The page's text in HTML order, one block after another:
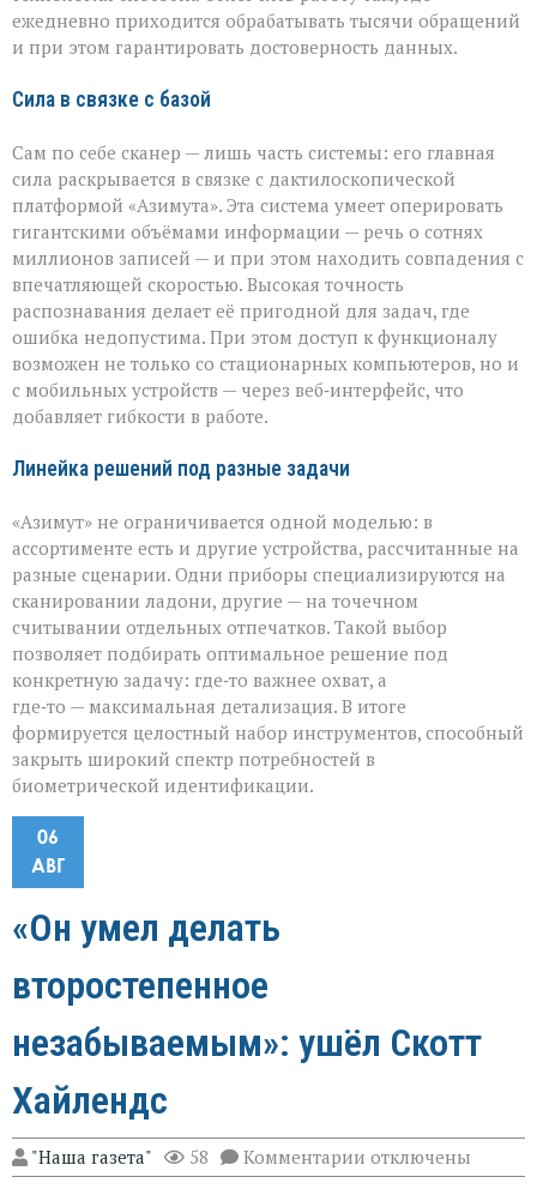
ежедневно приходится обрабатывать тысячи обращений
и при этом гарантировать достоверность данных.
Сила в связке с базой
Сам по себе сканер — лишь часть системы: его главная
сила раскрывается в связке с дактилоскопической
платформой «Азимута». Эта система умеет оперировать
гигантскими объёмами информации — речь о сотнях
миллионов записей — и при этом находить совпадения с
впечатляющей скоростью. Высокая точность
распознавания делает её пригодной для задач, где
ошибка недопустима. При этом доступ к функционалу
возможен не только со стационарных компьютеров, но и
с мобильных устройств — через веб‑интерфейс, что
добавляет гибкости в работе.
Линейка решений под разные задачи
«Азимут» не ограничивается одной моделью: в
ассортименте есть и другие устройства, рассчитанные на
разные сценарии. Одни приборы специализируются на
сканировании ладони, другие — на точечном
считывании отдельных отпечатков. Такой выбор
позволяет подбирать оптимальное решение под
конкретную задачу: где‑то важнее охват, а
где‑то — максимальная детализация. В итоге
формируется целостный набор инструментов, способный
закрыть широкий спектр потребностей в
биометрической идентификации.
06
АВГ
«Он умел делать
второстепенное
незабываемым»: ушёл Скотт
Хайлендс
"Наша газета" 58 Комментарии к
записи
отключены